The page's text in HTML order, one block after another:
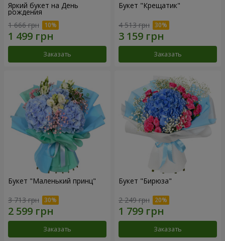
Яркий букет на День
рождения
1 666 грн
Заказать
Букет "Крещатик"
4 513 грн
Заказать
Букет "Маленький принц"
3 713 грн
Заказать
Букет "Бирюза"
2 249 грн
Заказать